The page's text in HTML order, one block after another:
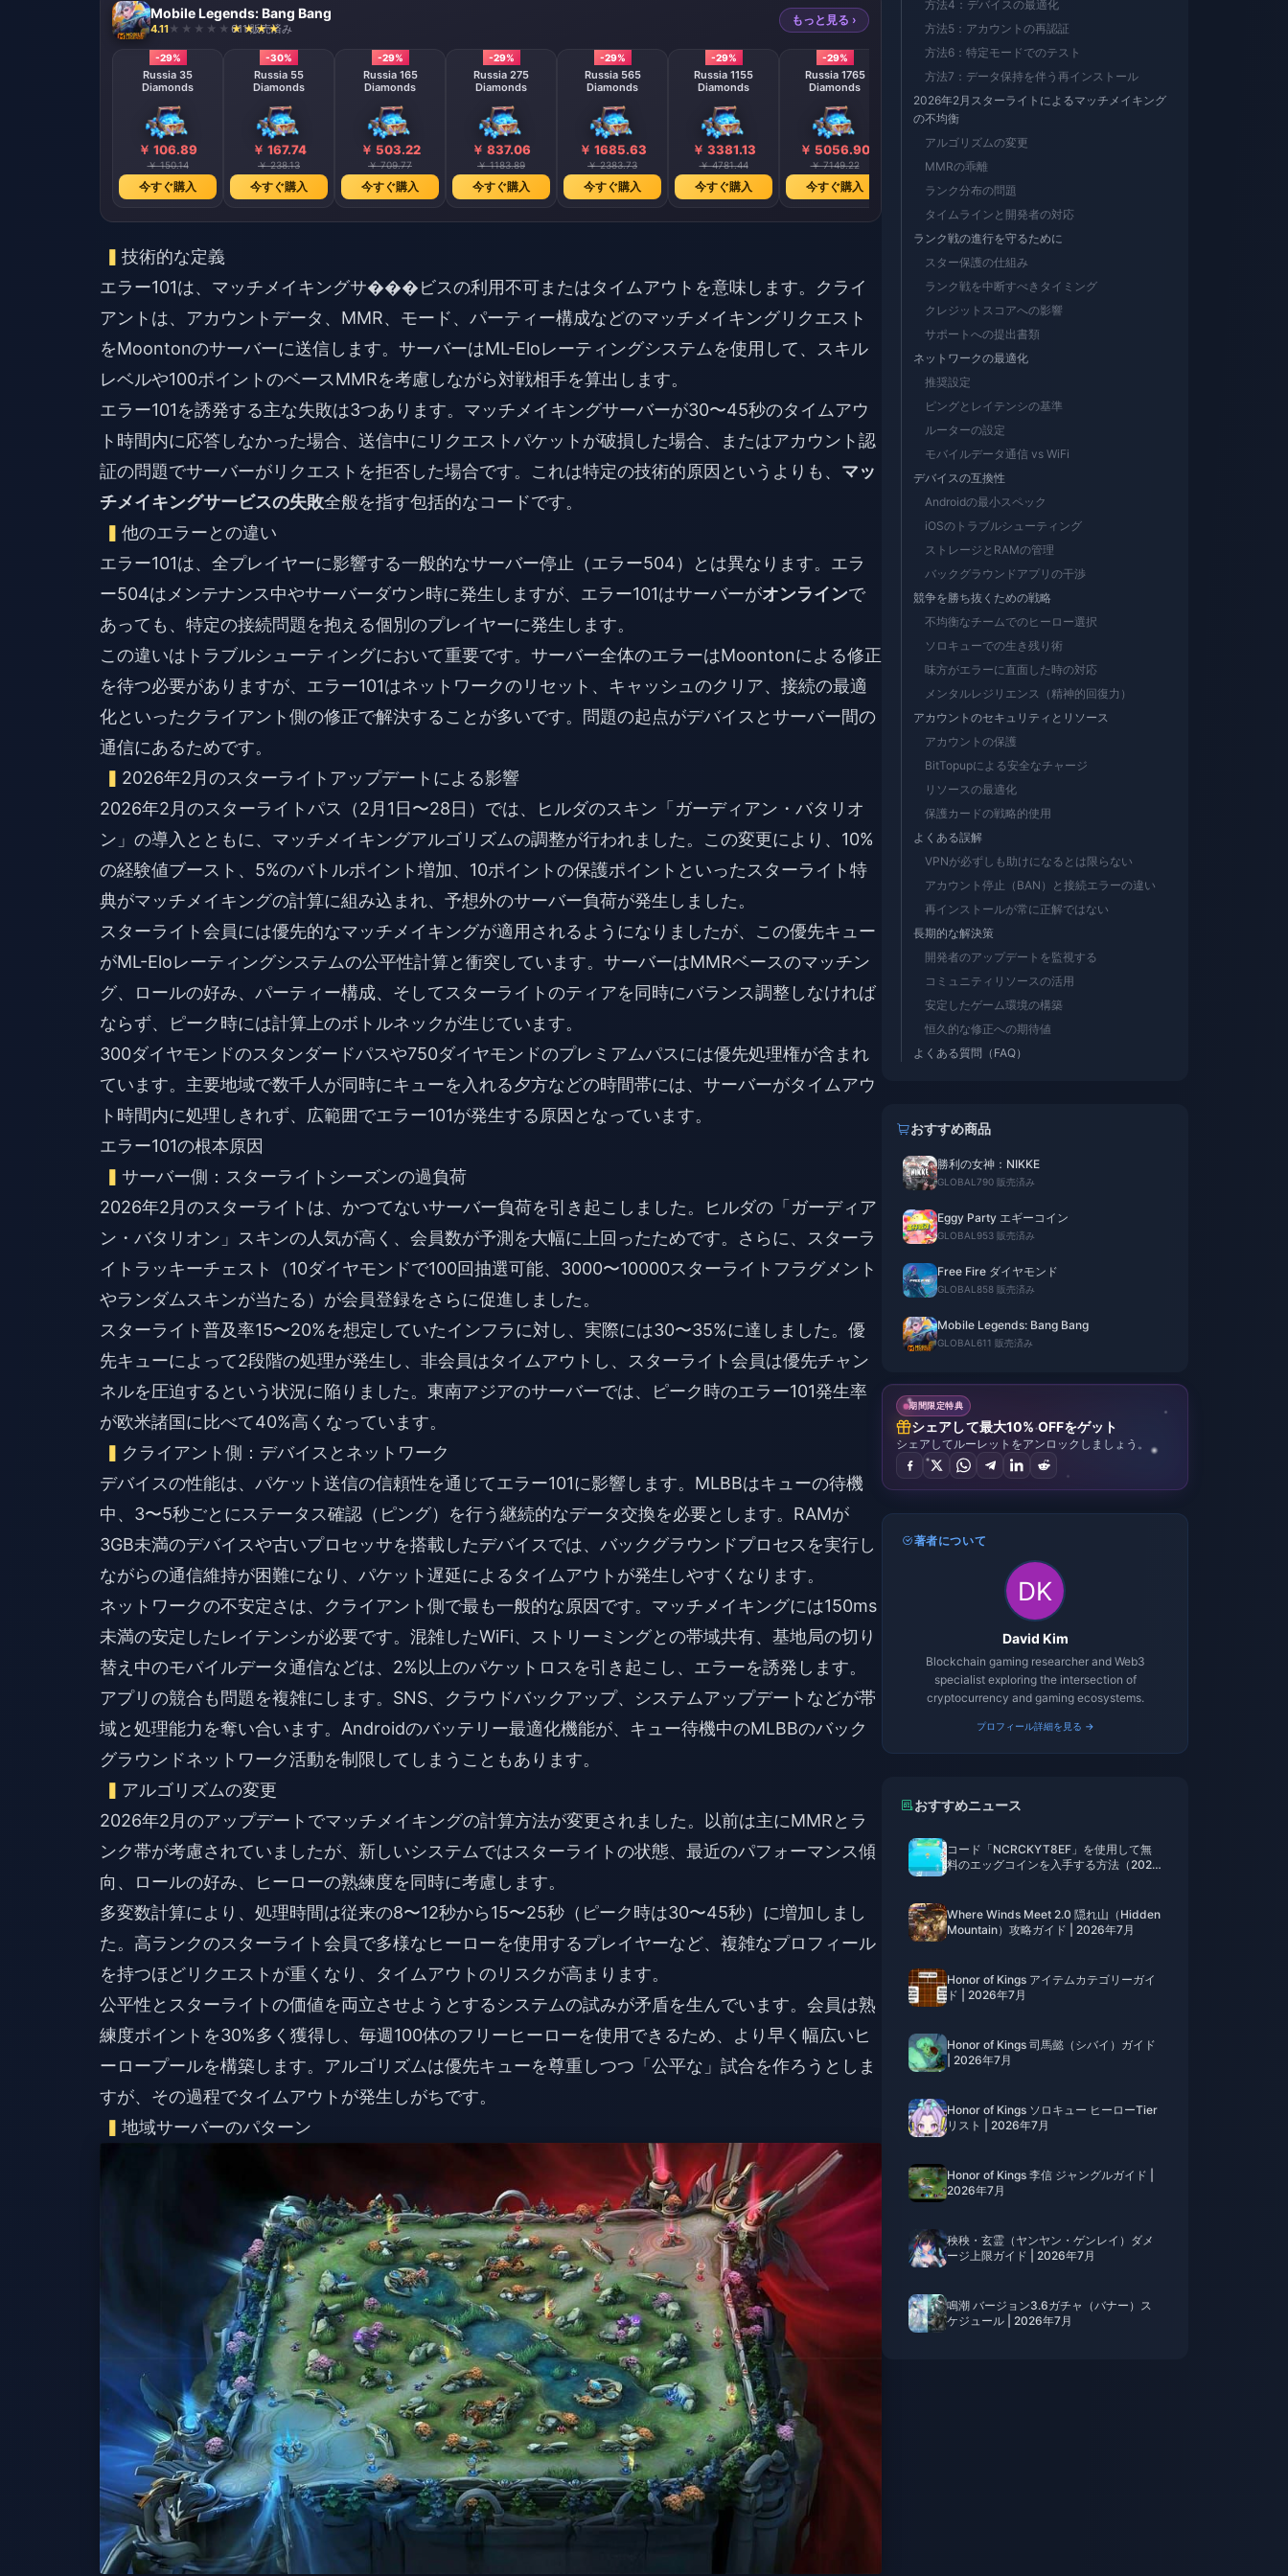
Mobile Legends: Bang Bang
4.11 611 販売済み
もっと見る ›
-29%
Russia 35
Diamonds
￥ 106.89
￥ 150.14
今すぐ購入
-30%
Russia 55
Diamonds
￥ 167.74
￥ 238.13
今すぐ購入
-29%
Russia 165
Diamonds
￥ 503.22
￥ 709.77
今すぐ購入
-29%
Russia 275
Diamonds
￥ 837.06
￥ 1183.89
今すぐ購入
-29%
Russia 565
Diamonds
￥ 1685.63
￥ 2383.73
今すぐ購入
-29%
Russia 1155
Diamonds
￥ 3381.13
￥ 4781.44
今すぐ購入
-29%
Russia 1765
Diamonds
￥ 5056.90
￥ 7149.22
今すぐ購入
-29%
Russia 6000
￥ 16857.97
￥ 23830.90
今すぐ購入
-36%
Turkey 6146
￥ 13392.97
Turkey 2645
技術的な定義
エラー101は、マッチメイキングサ���ビスの利用不可またはタイムアウトを意味します。クライ
アントは、アカウントデータ、MMR、モード、パーティー構成などのマッチメイキングリクエスト
をMoontonのサーバーに送信します。サーバーはML-Eloレーティングシステムを使用して、スキル
レベルや100ポイントのベースMMRを考慮しながら対戦相手を算出します。
エラー101を誘発する主な失敗は3つあります。マッチメイキングサーバーが30〜45秒のタイムアウ
ト時間内に応答しなかった場合、送信中にリクエストパケットが破損した場合、またはアカウント認
証の問題でサーバーがリクエストを拒否した場合です。これは特定の技術的原因というよりも、 マッ
チメイキングサービスの失敗全般を指す包括的なコードです。
他のエラーとの違い
エラー101は、全プレイヤーに影響する一般的なサーバー停止（エラー504）とは異なります。エラ
ー504はメンテナンス中やサーバーダウン時に発生しますが、エラー101はサーバーがオンラインで
あっても、特定の接続問題を抱える個別のプレイヤーに発生します。
この違いはトラブルシューティングにおいて重要です。サーバー全体のエラーはMoontonによる修正
を待つ必要がありますが、エラー101はネットワークのリセット、キャッシュのクリア、接続の最適
化といったクライアント側の修正で解決することが多いです。問題の起点がデバイスとサーバー間の
通信にあるためです。
2026年2月のスターライトアップデートによる影響
2026年2月のスターライトパス（2月1日〜28日）では、ヒルダのスキン「ガーディアン・バタリオ
ン」の導入とともに、マッチメイキングアルゴリズムの調整が行われました。この変更により、10%
の経験値ブースト、5%のバトルポイント増加、10ポイントの保護ポイントといったスターライト特
典がマッチメイキングの計算に組み込まれ、予想外のサーバー負荷が発生しました。
スターライト会員には優先的なマッチメイキングが適用されるようになりましたが、この優先キュー
がML-Eloレーティングシステムの公平性計算と衝突しています。サーバーはMMRベースのマッチン
グ、ロールの好み、パーティー構成、そしてスターライトのティアを同時にバランス調整しなければ
ならず、ピーク時には計算上のボトルネックが生じています。
300ダイヤモンドのスタンダードパスや750ダイヤモンドのプレミアムパスには優先処理権が含まれ
ています。主要地域で数千人が同時にキューを入れる夕方などの時間帯には、サーバーがタイムアウ
ト時間内に処理しきれず、広範囲でエラー101が発生する原因となっています。
エラー101の根本原因
サーバー側：スターライトシーズンの過負荷
2026年2月のスターライトは、かつてないサーバー負荷を引き起こしました。ヒルダの「ガーディア
ン・バタリオン」スキンの人気が高く、会員数が予測を大幅に上回ったためです。さらに、スターラ
イトラッキーチェスト（10ダイヤモンドで100回抽選可能、3000〜10000スターライトフラグメント
やランダムスキンが当たる）が会員登録をさらに促進しました。
スターライト普及率15〜20%を想定していたインフラに対し、実際には30〜35%に達しました。優
先キューによって2段階の処理が発生し、非会員はタイムアウトし、スターライト会員は優先チャン
ネルを圧迫するという状況に陥りました。東南アジアのサーバーでは、ピーク時のエラー101発生率
が欧米諸国に比べて40%高くなっています。
クライアント側：デバイスとネットワーク
デバイスの性能は、パケット送信の信頼性を通じてエラー101に影響します。MLBBはキューの待機
中、3〜5秒ごとにステータス確認（ピング）を行う継続的なデータ交換を必要とします。RAMが
3GB未満のデバイスや古いプロセッサを搭載したデバイスでは、バックグラウンドプロセスを実行し
ながらの通信維持が困難になり、パケット遅延によるタイムアウトが発生しやすくなります。
ネットワークの不安定さは、クライアント側で最も一般的な原因です。マッチメイキングには150ms
未満の安定したレイテンシが必要です。混雑したWiFi、ストリーミングとの帯域共有、基地局の切り
替え中のモバイルデータ通信などは、2%以上のパケットロスを引き起こし、エラーを誘発します。
アプリの競合も問題を複雑にします。SNS、クラウドバックアップ、システムアップデートなどが帯
域と処理能力を奪い合います。Androidのバッテリー最適化機能が、キュー待機中のMLBBのバック
グラウンドネットワーク活動を制限してしまうこともあります。
アルゴリズムの変更
2026年2月のアップデートでマッチメイキングの計算方法が変更されました。以前は主にMMRとラ
ンク帯が考慮されていましたが、新しいシステムではスターライトの状態、最近のパフォーマンス傾
向、ロールの好み、ヒーローの熟練度を同時に考慮します。
多変数計算により、処理時間は従来の8〜12秒から15〜25秒（ピーク時は30〜45秒）に増加しまし
た。高ランクのスターライト会員で多様なヒーローを使用するプレイヤーなど、複雑なプロフィール
を持つほどリクエストが重くなり、タイムアウトのリスクが高まります。
公平性とスターライトの価値を両立させようとするシステムの試みが矛盾を生んでいます。会員は熟
練度ポイントを30%多く獲得し、毎週100体のフリーヒーローを使用できるため、より早く幅広いヒ
ーロープールを構築します。アルゴリズムは優先キューを尊重しつつ「公平な」試合を作ろうとしま
すが、その過程でタイムアウトが発生しがちです。
地域サーバーのパターン
方法4：デバイスの最適化
方法5：アカウントの再認証
方法6：特定モードでのテスト
方法7：データ保持を伴う再インストール
2026年2月スターライトによるマッチメイキング
の不均衡
アルゴリズムの変更
MMRの乖離
ランク分布の問題
タイムラインと開発者の対応
ランク戦の進行を守るために
スター保護の仕組み
ランク戦を中断すべきタイミング
クレジットスコアへの影響
サポートへの提出書類
ネットワークの最適化
推奨設定
ピングとレイテンシの基準
ルーターの設定
モバイルデータ通信 vs WiFi
デバイスの互換性
Androidの最小スペック
iOSのトラブルシューティング
ストレージとRAMの管理
バックグラウンドアプリの干渉
競争を勝ち抜くための戦略
不均衡なチームでのヒーロー選択
ソロキューでの生き残り術
味方がエラーに直面した時の対応
メンタルレジリエンス（精神的回復力）
アカウントのセキュリティとリソース
アカウントの保護
BitTopupによる安全なチャージ
リソースの最適化
保護カードの戦略的使用
よくある誤解
VPNが必ずしも助けになるとは限らない
アカウント停止（BAN）と接続エラーの違い
再インストールが常に正解ではない
長期的な解決策
開発者のアップデートを監視する
コミュニティリソースの活用
安定したゲーム環境の構築
恒久的な修正への期待値
よくある質問（FAQ）
おすすめ商品
勝利の女神：NIKKE
GLOBAL 790 販売済み
Eggy Party エギーコイン
GLOBAL 953 販売済み
Free Fire ダイヤモンド
GLOBAL 858 販売済み
Mobile Legends: Bang Bang
GLOBAL 611 販売済み
期間限定特典
シェアして最大10% OFFをゲット
シェアしてルーレットをアンロックしましょう。
著者について
David Kim
Blockchain gaming researcher and Web3
specialist exploring the intersection of
cryptocurrency and gaming ecosystems.
プロフィール詳細を見る →
おすすめニュース
コード「NCRCKYT8EF」を使用して無
料のエッグコインを入手する方法（2026
Where Winds Meet 2.0 隠れ山（Hidden
Mountain）攻略ガイド | 2026年7月
Honor of Kings アイテムカテゴリーガイ
ド | 2026年7月
Honor of Kings 司馬懿（シバイ）ガイド
| 2026年7月
Honor of Kings ソロキュー ヒーローTier
リスト | 2026年7月
Honor of Kings 李信 ジャングルガイド |
2026年7月
秧秧・玄霊（ヤンヤン・ゲンレイ）ダメ
ージ上限ガイド | 2026年7月
鳴潮 バージョン3.6ガチャ（バナー）ス
ケジュール | 2026年7月